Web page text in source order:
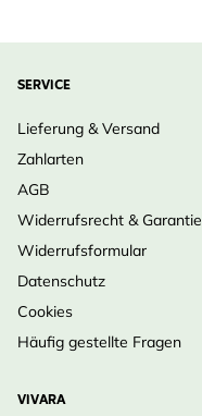
SERVICE
Lieferung & Versand
Zahlarten
AGB
Widerrufsrecht & Garantie
Widerrufsformular
Datenschutz
Cookies
Häufig gestellte Fragen
VIVARA